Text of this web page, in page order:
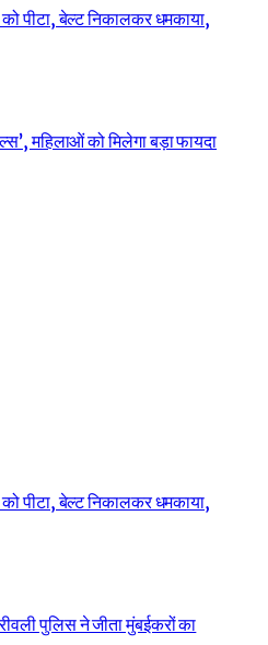
पीटा, बेल्ट निकालकर धमकाया,
महिलाओं को मिलेगा बड़ा फायदा
पीटा, बेल्ट निकालकर धमकाया,
पुलिस ने जीता मुंबईकरों का